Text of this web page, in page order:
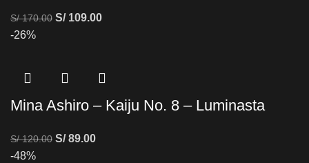
S/170.00 S/109.00
-26%
Mina Ashiro – Kaiju No. 8 – Luminasta
S/120.00 S/89.00
-48%